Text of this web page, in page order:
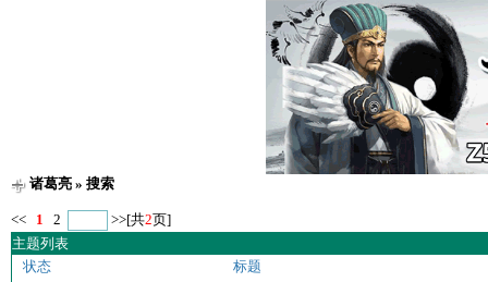
诸葛亮» 搜索
<< 1 2 >>[共2页]
主题列表
状态
标题